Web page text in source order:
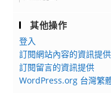
其他操作
登入
訂閱網站內容的資訊提供
訂閱留言的資訊提供
WordPress.org 台灣繁